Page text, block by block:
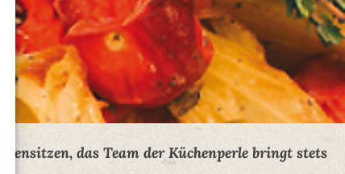
das Team der Küchenperle bringt stets